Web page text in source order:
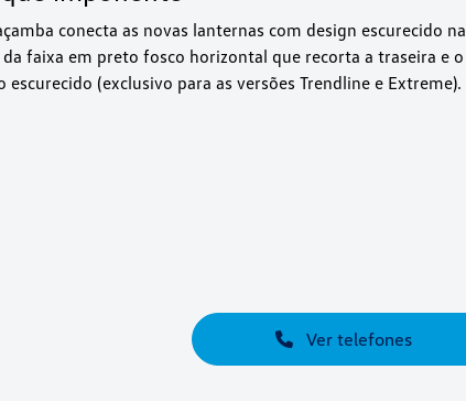
conecta as novas lanternas com design escurecido na
faixa em preto fosco horizontal que recorta a traseira e o
escurecido (exclusivo para as versões Trendline e Extreme).
Ver telefones